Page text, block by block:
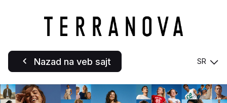
Nazad na veb sajt SR